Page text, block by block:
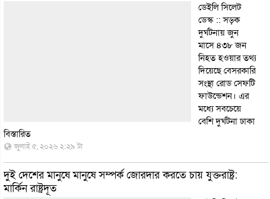
ডেইলি সিলেট
ডেস্ক :: সড়ক
দুর্ঘটনায় জুন
মাসে ৪৩৮ জন
নিহত হওয়ার তথ্য
দিয়েছে বেসরকারি
সংস্থা রোড সেফটি
ফাউন্ডেশন। এর
মধ্যে সবচেয়ে
বেশি দুর্ঘটনা ঢাকা
বিস্তারিত
জুলাই ৫, ২০২৬ ২:২৯ টা
দুই দেশের মানুষে মানুষে সম্পর্ক জোরদার করতে চায় যুক্তরাষ্ট্র:
মার্কিন রাষ্ট্রদূত